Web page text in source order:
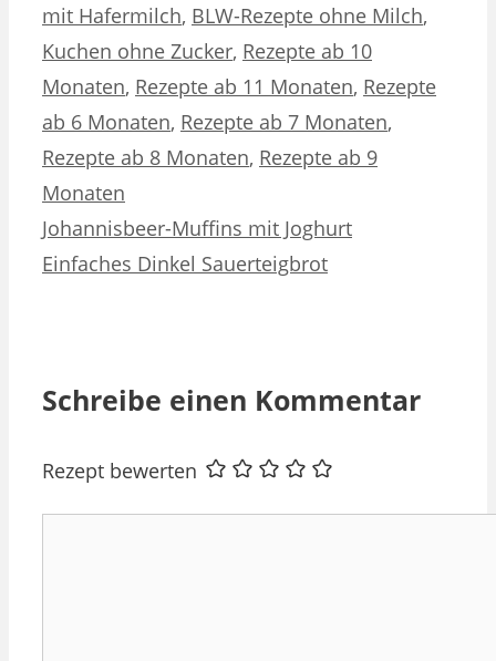
mit Hafermilch, BLW-Rezepte ohne Milch,
Kuchen ohne Zucker, Rezepte ab 10
Monaten, Rezepte ab 11 Monaten, Rezepte
ab 6 Monaten, Rezepte ab 7 Monaten,
Rezepte ab 8 Monaten, Rezepte ab 9
Monaten
Johannisbeer-Muffins mit Joghurt
Einfaches Dinkel Sauerteigbrot
Schreibe einen Kommentar
Rezept bewerten